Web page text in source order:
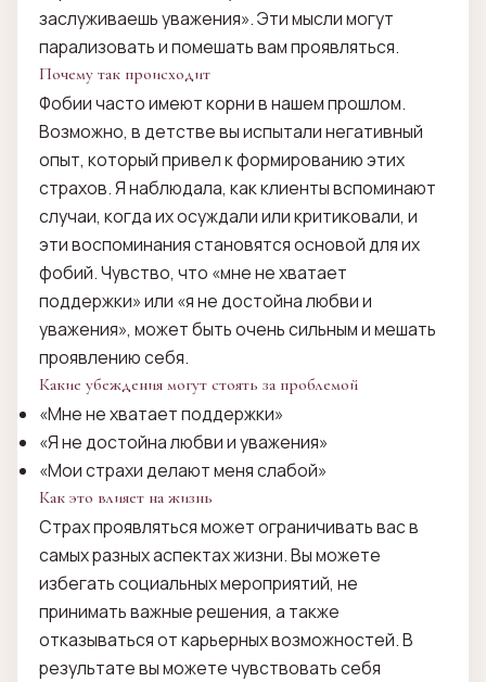
заслуживаешь уважения». Эти мысли могут
парализовать и помешать вам проявляться.
Почему так происходит
Фобии часто имеют корни в нашем прошлом.
Возможно, в детстве вы испытали негативный
опыт, который привел к формированию этих
страхов. Я наблюдала, как клиенты вспоминают
случаи, когда их осуждали или критиковали, и
эти воспоминания становятся основой для их
фобий. Чувство, что «мне не хватает
поддержки» или «я не достойна любви и
уважения», может быть очень сильным и мешать
проявлению себя.
Какие убеждения могут стоять за проблемой
«Мне не хватает поддержки»
«Я не достойна любви и уважения»
«Мои страхи делают меня слабой»
Как это влияет на жизнь
Страх проявляться может ограничивать вас в
самых разных аспектах жизни. Вы можете
избегать социальных мероприятий, не
принимать важные решения, а также
отказываться от карьерных возможностей. В
результате вы можете чувствовать себя